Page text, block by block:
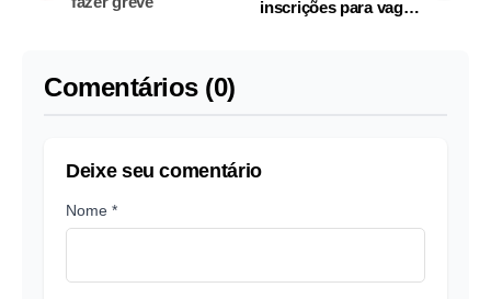
inscrições para vagas
Comentários (0)
Deixe seu comentário
Nome *